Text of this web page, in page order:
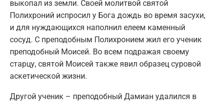
выкопал из земли. Своей молитвой святой
Полихроний испросил у Бога дождь во время засухи,
и для нуждающихся наполнил елеем каменный
сосуд. С преподобным Полихронием жил его ученик
преподобный Моисей. Во всем подражая своему
старцу, святой Моисей также явил образец суровой
аскетической жизни.
Другой ученик – преподобный Дамиан удалился в